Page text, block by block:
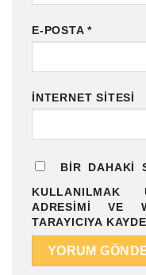
E-POSTA*
İNTERNET SITESI
BIR DAHAKI
KULLANILMAK
ADRESIMI VE
TARAYICIYA